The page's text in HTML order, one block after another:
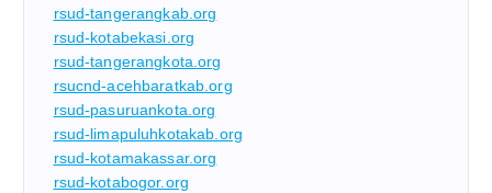
rsud-tangerangkab.org
rsud-kotabekasi.org
rsud-tangerangkota.org
rsucnd-acehbaratkab.org
rsud-pasuruankota.org
rsud-limapuluhkotakab.org
rsud-kotamakassar.org
rsud-kotabogor.org